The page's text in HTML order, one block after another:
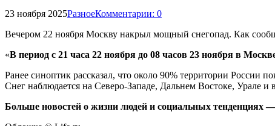
23 ноября 2025РазноеКомментарии: 0
Вечером 22 ноября Москву накрыл мощный снегопад. Как
«В период с 21 часа 22 ноября до 08 часов 23 ноября в
Ранее синоптик рассказал, что около 90% территории России
Снег наблюдается на Северо-Западе, Дальнем Востоке, Урале
Больше новостей о жизни людей и социальных тенденциях